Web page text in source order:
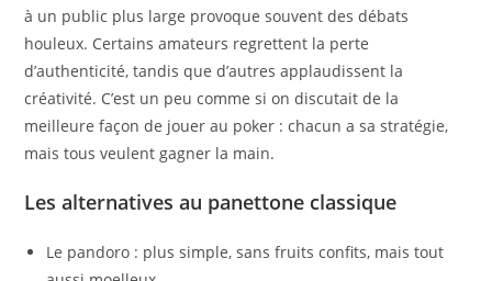
à un public plus large provoque souvent des débats
houleux. Certains amateurs regrettent la perte
d’authenticité, tandis que d’autres applaudissent la
créativité. C’est un peu comme si on discutait de la
meilleure façon de jouer au poker : chacun a sa stratégie,
mais tous veulent gagner la main.
Les alternatives au panettone classique
Le pandoro : plus simple, sans fruits confits, mais tout